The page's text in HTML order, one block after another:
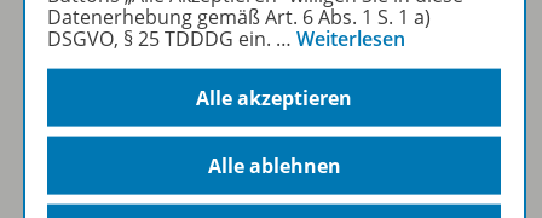
Sofort profitieren
Zum Newsletter anmelden
Datenerhebung gemäß Art. 6 Abs. 1 S. 1 a)
DSGVO, § 25 TDDDG ein. … Weiterlesen
Alle akzeptieren
Alle ablehnen